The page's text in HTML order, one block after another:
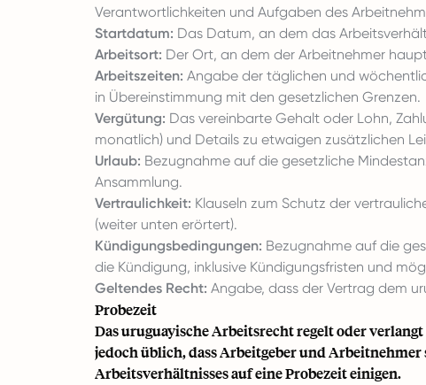
Verantwortlichkeiten und Aufgaben des
Startdatum: Das Datum, an dem das
Arbeitsort: Der Ort, an dem der Arbeitnehmer
Arbeitszeiten: Angabe der täglichen und
in Übereinstimmung mit den gesetzlichen Grenzen.
Vergütung: Das vereinbarte Gehalt oder Lohn,
monatlich) und Details zu etwaigen zusätzlichen
Urlaub: Bezugnahme auf die gesetzliche
Ansammlung.
Vertraulichkeit: Klauseln zum Schutz der
(weiter unten erörtert).
Kündigungsbedingungen: Bezugnahme auf die
die Kündigung, inklusive Kündigungsfristen und
Geltendes Recht: Angabe, dass der Vertrag dem
Probezeit
Das uruguayische Arbeitsrecht regelt oder
jedoch üblich, dass Arbeitgeber und Arbeitnehmer
Arbeitsverhältnisses auf eine Probezeit einigen.